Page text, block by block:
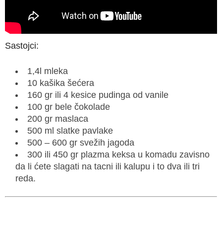
Sastojci:
1,4l mleka
10 kašika šećera
160 gr ili 4 kesice pudinga od vanile
100 gr bele čokolade
200 gr maslaca
500 ml slatke pavlake
500 – 600 gr svežih jagoda
300 ili 450 gr plazma keksa u komadu zavisno
da li ćete slagati na tacni ili kalupu i to dva ili tri
reda.